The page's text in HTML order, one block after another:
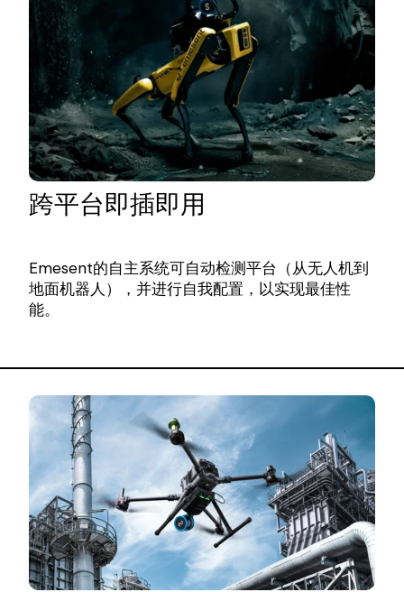
跨平台即插即用
Emesent的自主系统可自动检测平台（从无人机到
地面机器人），并进行自我配置，以实现最佳性
能。